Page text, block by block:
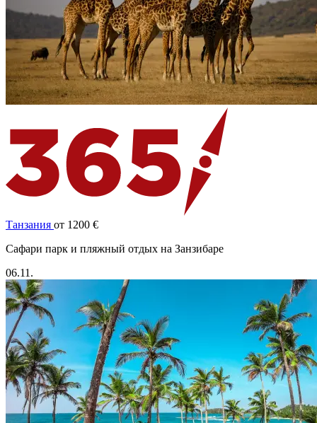
Танзания от 1200 €
Cафари парк и пляжный отдых на Занзибаре
06.11.